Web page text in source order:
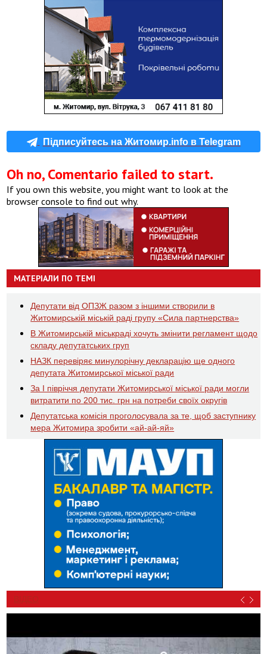
Підписуйтесь на Житомир.info в Telegram
Oh no, Comentario failed to start.
If you own this website, you might want to look at the
browser console to find out why.
МАТЕРІАЛИ ПО ТЕМІ
Депутати від ОПЗЖ разом з іншими створили в
Житомирській міській раді групу «Сила партнерства»
В Житомирській міськраді хочуть змінити регламент щодо
складу депутатських груп
НАЗК перевіряє минулорічну декларацію ще одного
депутата Житомирської міської ради
За І півріччя депутати Житомирської міської ради могли
витратити по 200 тис. грн на потреби своїх округів
Депутатська комісія проголосувала за те, щоб заступнику
мера Житомира зробити «ай-ай-яй»
ВІДЕО